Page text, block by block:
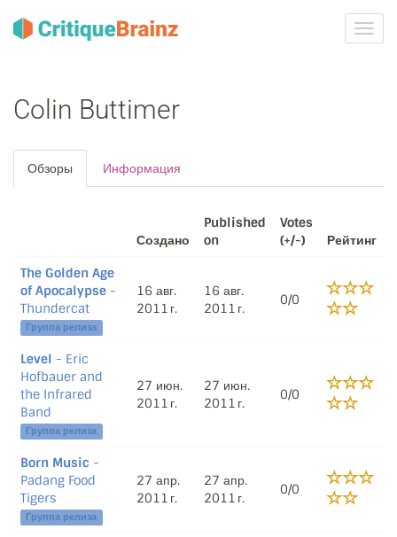
Colin Buttimer
Обзоры Информация
Создано
Published
on
Votes
(+/-)
Рейтинг
The Golden Age
of Apocalypse -
Thundercat
Группа релиза
16 авг.
2011 г.
16 авг.
2011 г.
0/0
Level - Eric
Hofbauer and
the Infrared
Band
Группа релиза
27 июн.
2011 г.
27 июн.
2011 г.
0/0
Born Music -
Padang Food
Tigers
Группа релиза
27 апр.
2011 г.
27 апр.
2011 г.
0/0